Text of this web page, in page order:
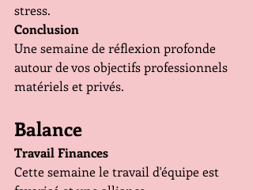
stress.
Conclusion
Une semaine de réflexion profonde
autour de vos objectifs professionnels
matériels et privés.
Balance
Travail Finances
Cette semaine le travail d'équipe est